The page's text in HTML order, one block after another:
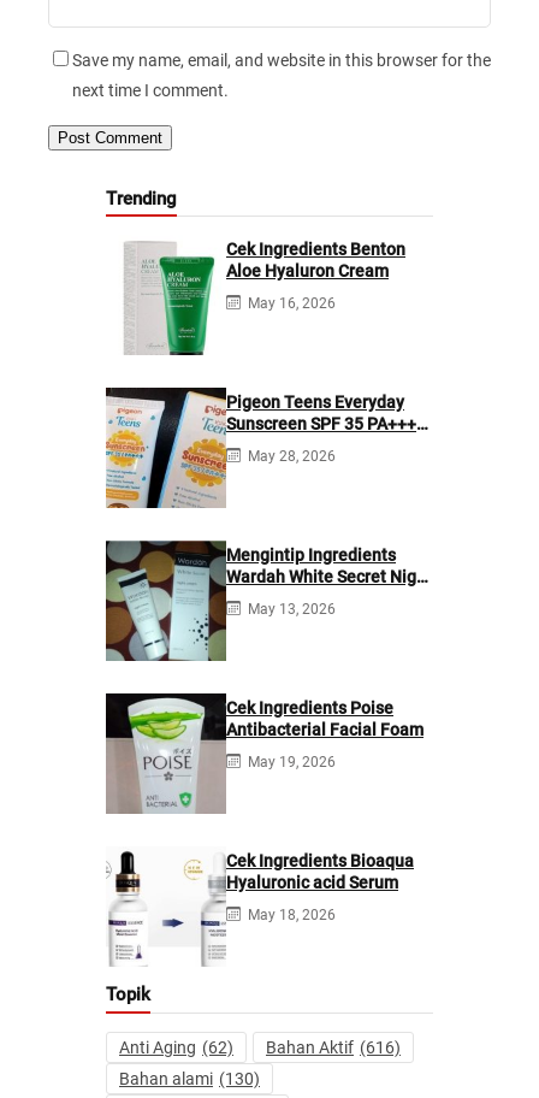
Save my name, email, and website in this browser for the
next time I comment.
Trending
Cek Ingredients Benton
Aloe Hyaluron Cream
May 16, 2026
Pigeon Teens Everyday
Sunscreen SPF 35 PA+++
Ingredients
May 28, 2026
Mengintip Ingredients
Wardah White Secret Night
Cream
May 13, 2026
Cek Ingredients Poise
Antibacterial Facial Foam
May 19, 2026
Cek Ingredients Bioaqua
Hyaluronic acid Serum
May 18, 2026
Topik
Anti Aging (62) Bahan Aktif (616)
Bahan alami (130)